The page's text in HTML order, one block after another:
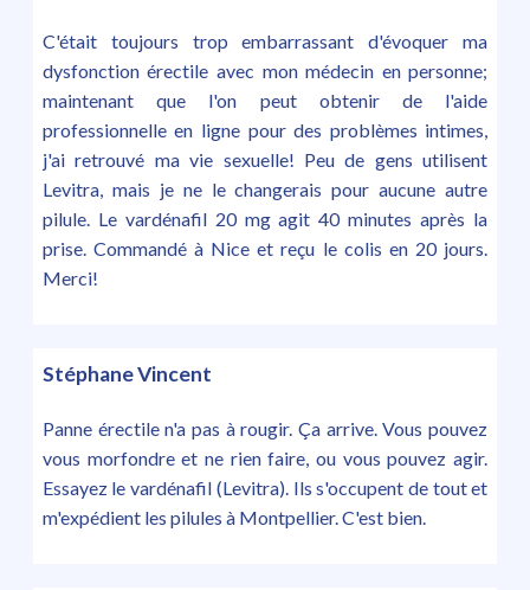
C'était toujours trop embarrassant d'évoquer ma
dysfonction érectile avec mon médecin en personne;
maintenant que l'on peut obtenir de l'aide
professionnelle en ligne pour des problèmes intimes,
j'ai retrouvé ma vie sexuelle! Peu de gens utilisent
Levitra, mais je ne le changerais pour aucune autre
pilule. Le vardénafil 20 mg agit 40 minutes après la
prise. Commandé à Nice et reçu le colis en 20 jours.
Merci!
Stéphane Vincent
Panne érectile n'a pas à rougir. Ça arrive. Vous pouvez
vous morfondre et ne rien faire, ou vous pouvez agir.
Essayez le vardénafil (Levitra). Ils s'occupent de tout et
m'expédient les pilules à Montpellier. C'est bien.